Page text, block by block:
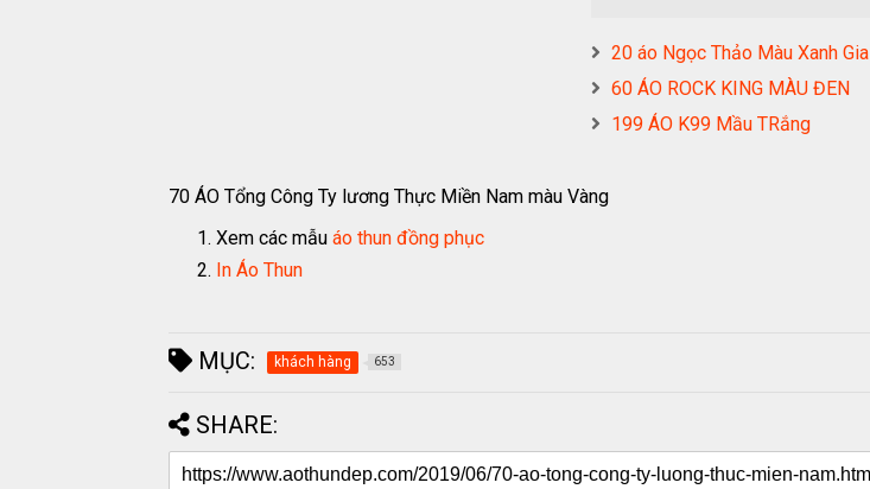
20 áo Ngọc Thảo Màu Xanh Gia
60 ÁO ROCK KING MÀU ĐEN
199 ÁO K99 Mầu TRắng
70 ÁO Tổng Công Ty lương Thực Miền Nam màu Vàng
Xem các mẫu áo thun đồng phục
In Áo Thun
MỤC: khách hàng 653
SHARE: